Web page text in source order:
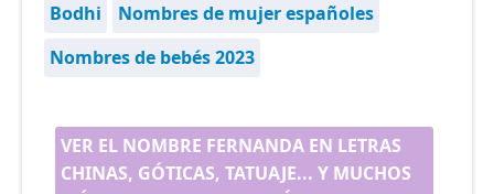
Bodhi
Nombres de mujer españoles
Nombres de bebés 2023
VER EL NOMBRE FERNANDA EN LETRAS
CHINAS, GÓTICAS, TATUAJE... Y MUCHOS